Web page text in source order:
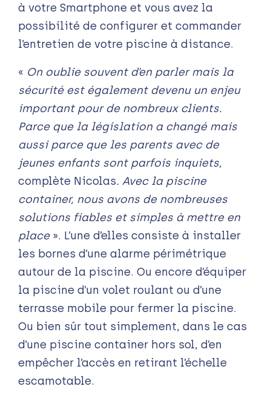
à votre Smartphone et vous avez la
possibilité de configurer et commander
l’entretien de votre piscine à distance.
« On oublie souvent d’en parler mais la
sécurité est également devenu un enjeu
important pour de nombreux clients.
Parce que la législation a changé mais
aussi parce que les parents avec de
jeunes enfants sont parfois inquiets,
complète Nicolas. Avec la piscine
container, nous avons de nombreuses
solutions fiables et simples à mettre en
place». L’une d’elles consiste à installer
les bornes d’une alarme périmétrique
autour de la piscine. Ou encore d’équiper
la piscine d’un volet roulant ou d’une
terrasse mobile pour fermer la piscine.
Ou bien sûr tout simplement, dans le cas
d’une piscine container hors sol, d’en
empêcher l’accès en retirant l’échelle
escamotable.